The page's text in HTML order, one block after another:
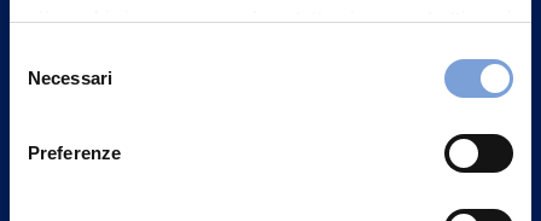
più su chi siamo, come può contattarci e come trattiamo i
può trovare nel footer del sito nella sezione "Informativa
delNecessari
Preferenze